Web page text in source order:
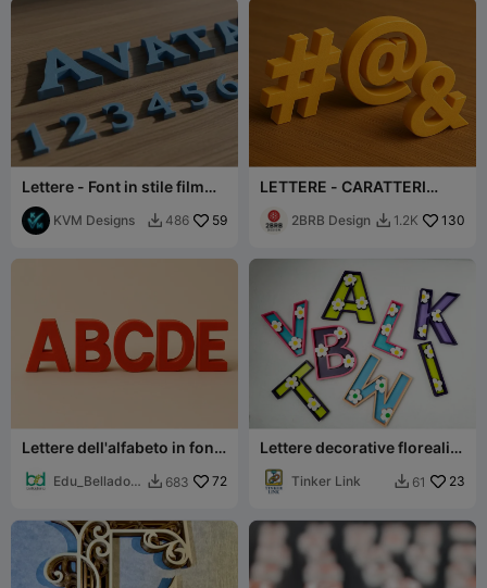
Lettere - Font in stile film
Avatar
KVM Designs  486 59
LETTERE - CARATTERI
2BRB Design  1.2K 130
Lettere dell'alfabeto in font
Maiuscole
Edu_Belladon
 683 72
Lettere decorative floreali
con margherite
Tinker Link  61 23